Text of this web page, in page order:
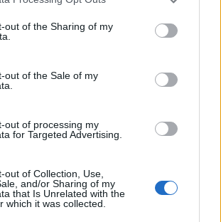
visit or usage behaviour. You may click to
to Google and its third-party tags to
below specified purposes in below Google
out of the Sharing of my
out of the Sale of my
out of processing my
for Targeted Advertising.
out of Collection, Use,
and/or Sharing of my
that Is Unrelated with the
which it was collected.
lecture